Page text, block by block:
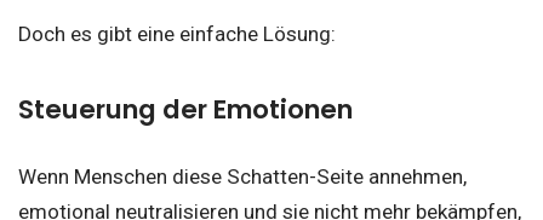
Doch es gibt eine einfache Lösung:
Steuerung der Emotionen
Wenn Menschen diese Schatten-Seite annehmen,
emotional neutralisieren und sie nicht mehr bekämpfen,